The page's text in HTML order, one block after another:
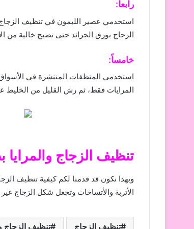
رابعاً:
استخدمي عصير الليمون في تنظيف
الزجاج بورق الجرائد حتى تصبح خالية من
خامساً:
استخدمي المنظفات المنتشرة في الأسواق
المرايات فقط، ثم رش القليل من الخليط
تنظيف الزجاج والمرايا
وبهذا نكون قد قدمنا لكم كيفية تنظيف
الأتربة والأتساخات وتجعل شكل الزجاج
تنظيف الزجاج تنظيف الزجاج